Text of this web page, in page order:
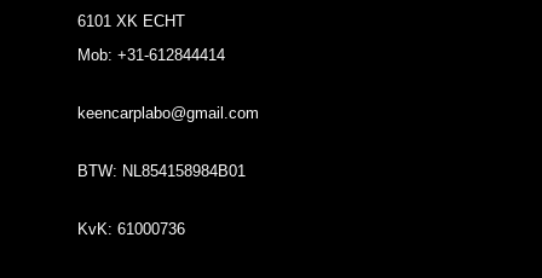
6101 XK ECHT
Mob: +31-612844414
keencarplabo@gmail.com
BTW: NL854158984B01
KvK: 61000736